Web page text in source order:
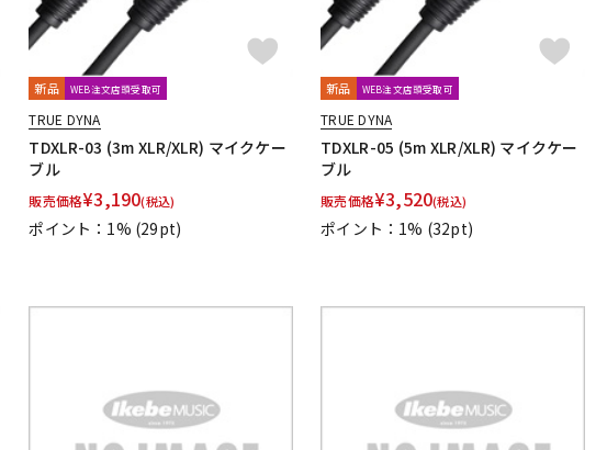
新品 WEB注文店頭受取可
TRUE DYNA
TDXLR-03 (3m XLR/XLR) マイクケー
ブル
販売価格¥3,190(税込)
ポイント：1% (29pt)
新品 WEB注文店頭受取可
TRUE DYNA
TDXLR-05 (5m XLR/XLR) マイクケー
ブル
販売価格¥3,520(税込)
ポイント：1% (32pt)